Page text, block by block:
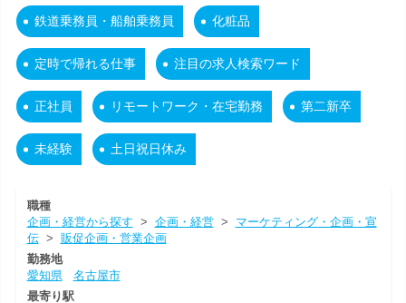
鉄道乗務員・船舶乗務員 化粧品
定時で帰れる仕事 注目の求人検索ワード
正社員 リモートワーク・在宅勤務 第二新卒
未経験 土日祝日休み
職種
企画・経営から探す > 企画・経営> マーケティング・企画・宣
伝> 販促企画・営業企画
勤務地
愛知県
名古屋市
最寄り駅